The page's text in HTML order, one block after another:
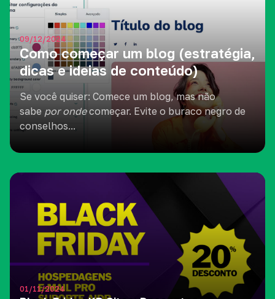
09/12/2024
Como começar um blog (estratégia,
dicas e ideias de conteúdo)
Se você quiser: Comece um blog, mas não
sabe por ondecomeçar. Evite o buraco negro de
conselhos...
01/11/2024